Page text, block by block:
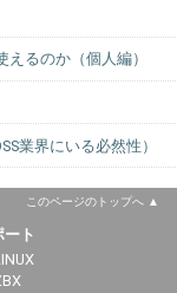
るのか（個人編）
業界にいる必然性）
このページのトップへ
ト